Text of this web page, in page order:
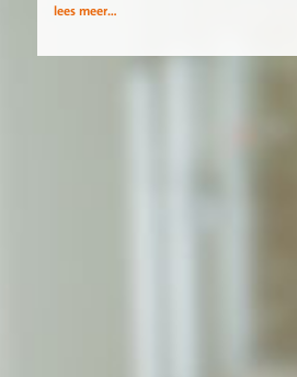
lees meer...